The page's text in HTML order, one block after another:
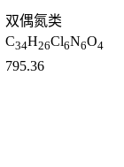
双偶氮类
C34H26Cl6N6O4
795.36